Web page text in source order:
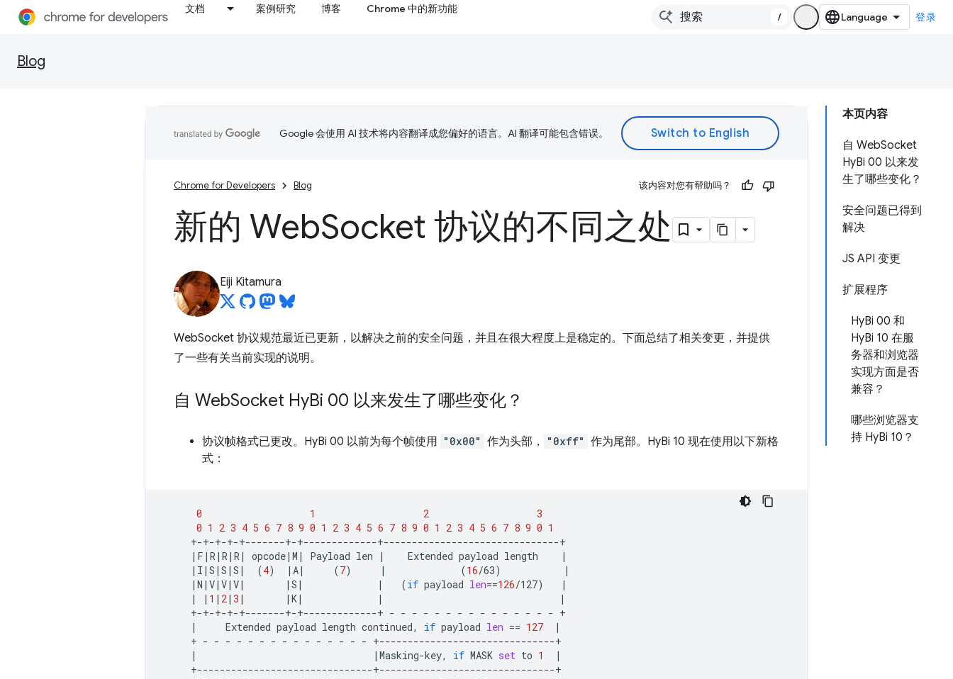
文档 案例研究 博客 Chrome 中的新功能
/ 登录
Blog
本页内容
自 WebSocket
HyBi 00 以来发
生了哪些变化？
安全问题已得到
解决
JS API 变更
扩展程序
HyBi 00 和
HyBi 10 在服
务器和浏览器
实现方面是否
兼容？
哪些浏览器支
持 HyBi 10？
Google 会使用 AI 技术将内容翻译成您偏好的语言。AI 翻译可能包含错误。
Chrome for Developers Blog 该内容对您有帮助吗？
新的 WebSocket 协议的不同之处
Eiji Kitamura
WebSocket 协议规范最近已更新，以解决之前的安全问题，并且在很大程度上是稳定的。下面总结了相关变更，并提供
了一些有关当前实现的说明。
自 WebSocket HyBi 00 以来发生了哪些变化？
协议帧格式已更改。HyBi 00 以前为每个帧使用 "0x00" 作为头部， "0xff" 作为尾部。HyBi 10 现在使用以下新格
式：
0 1 2
3
0 1 2 3 4 5 6 7 8 9 0 1 2 3 4 5 6 7 8 9 0 1 2 3 4 5 6 7 8 9 0 1
| F | R | R | R | opcode| M | Payload len | Extended payload length
|
| I | S | S | S | (4) | A| (7) | (16/63)
|
| N | V| V| V| | S | | (if payload len==126/127)
|
|
| 1 | 2| 3 | | K| |
|
+-+-+-+-+-------+-+-------------+ - - - - - - - - - - - - - - -
|
Extended payload length continued, if payload len == 127
|
+ - - - - - - - - - - - - - - -
|
| Masking-key, if MASK set to 1
|